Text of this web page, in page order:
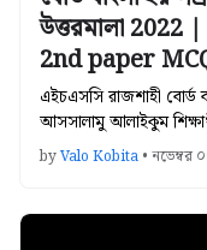
উত্তরমালা
2nd paper
এইচএসসি রাজশাহী বোর্ড
আসসালামু আলাইকুম
byValo Kobita • নভেম্বর